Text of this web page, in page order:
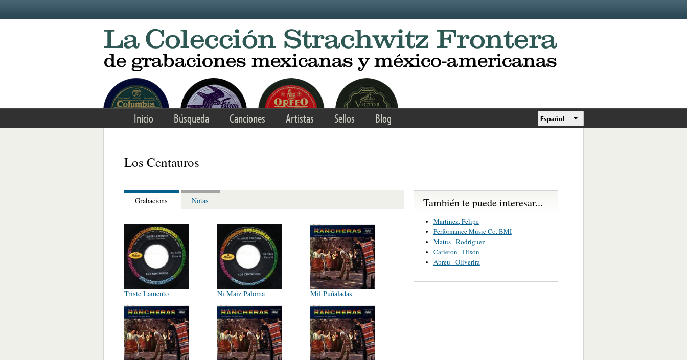
Inicio Búsqueda Canciones Artistas Sellos Blog Español
Los Centauros
Grabacions Notas
Triste Lamento Ni Maiz Paloma Mil Puñaladas
También te puede interesar...
Martinez, Felipe
Performance Music Co. BMI
Matus - Rodriguez
Carleton - Dixon
Abreu - Oliverira